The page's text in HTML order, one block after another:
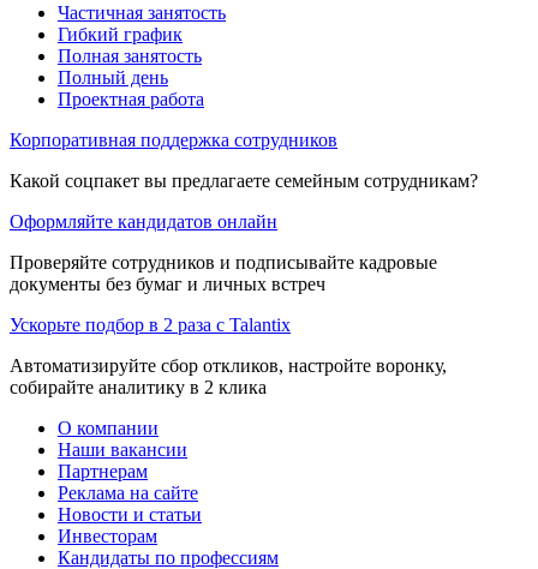
Частичная занятость
Гибкий график
Полная занятость
Полный день
Проектная работа
Корпоративная поддержка сотрудников
Какой соцпакет вы предлагаете семейным сотрудникам?
Оформляйте кандидатов онлайн
Проверяйте сотрудников и подписывайте кадровые
документы без бумаг и личных встреч
Ускорьте подбор в 2 раза с Talantix
Автоматизируйте сбор откликов, настройте воронку,
собирайте аналитику в 2 клика
О компании
Наши вакансии
Партнерам
Реклама на сайте
Новости и статьи
Инвесторам
Кандидаты по профессиям